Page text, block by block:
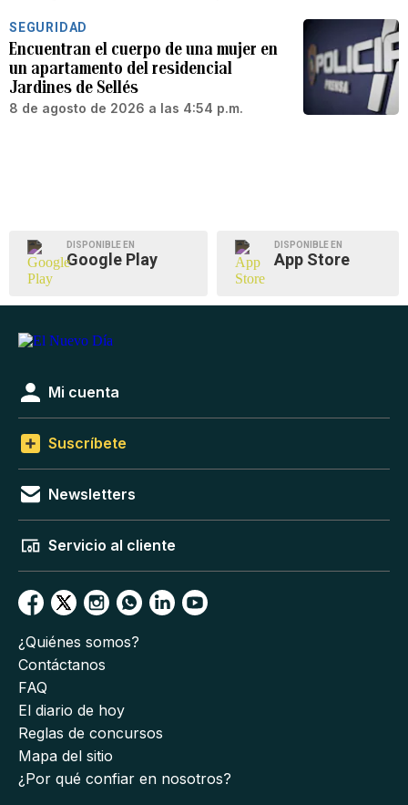
SEGURIDAD
Encuentran el cuerpo de una mujer en
un apartamento del residencial
Jardines de Sellés
8 de agosto de 2026 a las 4:54 p.m.
DISPONIBLE EN
Google Play
DISPONIBLE EN
App Store
Mi cuenta
Suscríbete
Newsletters
Servicio al cliente
¿Quiénes somos?
Contáctanos
FAQ
El diario de hoy
Reglas de concursos
Mapa del sitio
¿Por qué confiar en nosotros?